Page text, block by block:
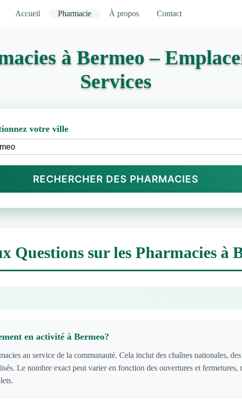
Accueil Pharmacie À propos Contact
à Bermeo –
Services
votre ville
RECHERCHER DES PHARMACIES
Questions sur les Pharmacies à
en activité à Bermeo?
au service de la communauté. Cela inclut des chaînes nationales,
Le nombre exact peut varier en fonction des ouvertures et